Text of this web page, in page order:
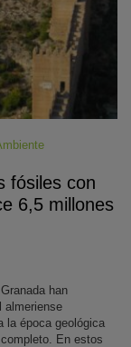
fósiles con
6,5 millones
han
almeriense
la época geológica
En estos